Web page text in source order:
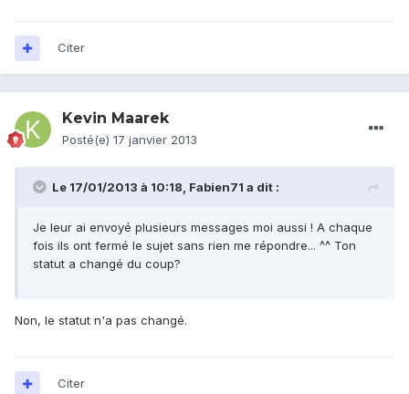
Citer
Kevin Maarek
Posté(e) 17 janvier 2013
Le 17/01/2013 à 10:18, Fabien71 a dit :
Je leur ai envoyé plusieurs messages moi aussi ! A chaque
fois ils ont fermé le sujet sans rien me répondre... ^^ Ton
statut a changé du coup?
Non, le statut n'a pas changé.
Citer